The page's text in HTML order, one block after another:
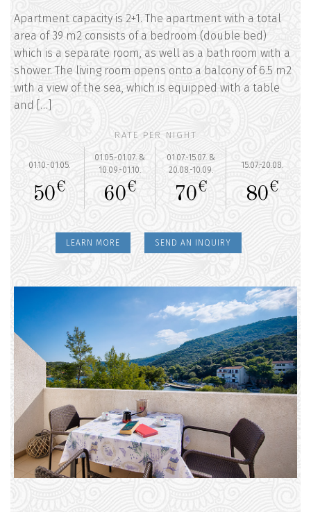
Apartment capacity is 2+1. The apartment with a total
area of 39 m2 consists of a bedroom (double bed)
which is a separate room, as well as a bathroom with a
shower. The living room opens onto a balcony of 6.5 m2
with a view of the sea, which is equipped with a table
and […]
RATE PER NIGHT
01.10.-01.05.
01.05.-01.07. &
10.09.-01.10.
01.07.-15.07. &
20.08.-10.09.
15.07.-20.08.
50€ 60€ 70€ 80€
LEARN MORE SEND AN INQUIRY